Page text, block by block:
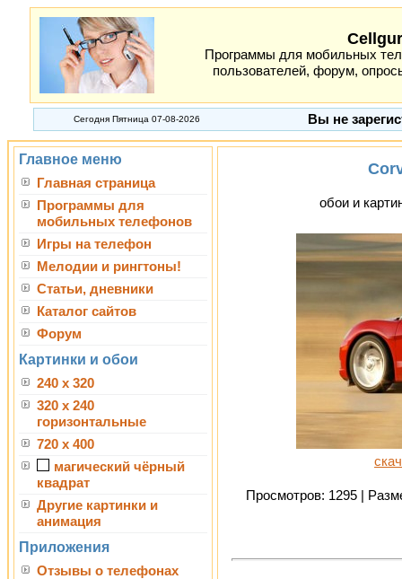
Программы для мобильных
пользователей, форум,
Сегодня Пятница 07-08-2026 Вы не
Главное меню
Главная страница
Программы для
мобильных телефонов
Игры на телефон
Мелодии и рингтоны!
Статьи, дневники
Каталог сайтов
Форум
Картинки и обои
240 x 320
320 x 240
горизонтальные
720 x 400
магический чёрный
квадрат
Другие картинки и
анимация
Приложения
Отзывы о телефонах
обои и
Просмотров: 1295 |